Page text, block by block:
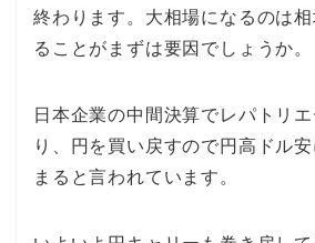
終わります。大相場になるのは
ることがまずは要因でしょうか。
日本企業の中間決算でレパトリ
り、円を買い戻すので円高ドル
まると言われています。